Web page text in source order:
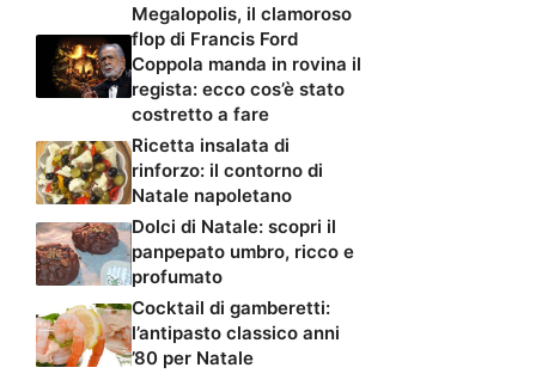
Megalopolis, il clamoroso
flop di Francis Ford
Coppola manda in rovina il
regista: ecco cos’è stato
costretto a fare
Ricetta insalata di
rinforzo: il contorno di
Natale napoletano
Dolci di Natale: scopri il
panpepato umbro, ricco e
profumato
Cocktail di gamberetti:
l’antipasto classico anni
’80 per Natale